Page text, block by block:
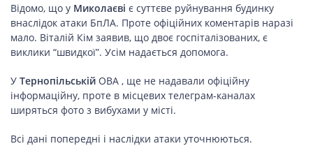
Відомо, що у Миколаєві є суттєве руйнування будинку
внаслідок атаки БпЛА. Проте офіційних коментарів наразі
мало. Віталій Кім заявив, що двоє госпіталізованих, є
виклики “швидкої”. Усім надається допомога.
У Тернопільській ОВА , ще не надавали офіційну
інформаційну, проте в місцевих телеграм-каналах
ширяться фото з вибухами у місті.
Всі дані попередні і наслідки атаки уточнюються.